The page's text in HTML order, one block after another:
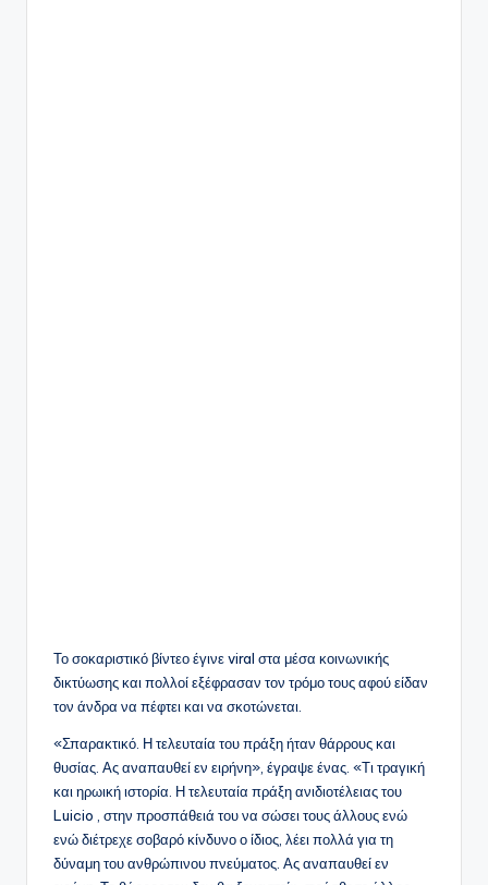
Το σοκαριστικό βίντεο έγινε viral στα μέσα κοινωνικής
δικτύωσης και πολλοί εξέφρασαν τον τρόμο τους αφού είδαν
τον άνδρα να πέφτει και να σκοτώνεται.
«Σπαρακτικό. Η τελευταία του πράξη ήταν θάρρους και
θυσίας. Ας αναπαυθεί εν ειρήνη», έγραψε ένας. «Τι τραγική
και ηρωική ιστορία. Η τελευταία πράξη ανιδιοτέλειας του
Luicio , στην προσπάθειά του να σώσει τους άλλους ενώ
ενώ διέτρεχε σοβαρό κίνδυνο ο ίδιος, λέει πολλά για τη
δύναμη του ανθρώπινου πνεύματος. Ας αναπαυθεί εν